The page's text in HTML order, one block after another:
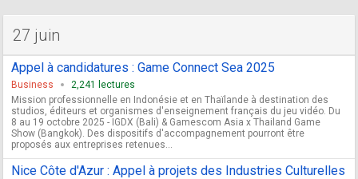
27 juin
Appel à candidatures : Game Connect Sea 2025
Business
2,241 lectures
Mission professionnelle en Indonésie et en Thaïlande à destination des
studios, éditeurs et organismes d'enseignement français du jeu vidéo. Du
8 au 19 octobre 2025 - IGDX (Bali) & Gamescom Asia x Thailand Game
Show (Bangkok). Des dispositifs d'accompagnement pourront être
proposés aux entreprises retenues...
Nice Côte d'Azur : Appel à projets des Industries Culturelles